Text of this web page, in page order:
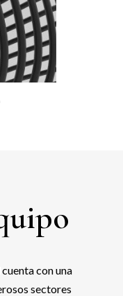
cuenta con una
sectores